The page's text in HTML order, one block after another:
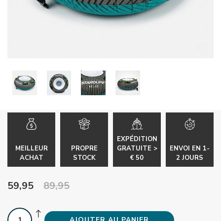
MEILLEUR
ACHAT
PROPRE
STOCK
EXPÉDITION
GRATUITE >
€ 50
ENVOI EN 1-
2 JOURS
59,95 89,95